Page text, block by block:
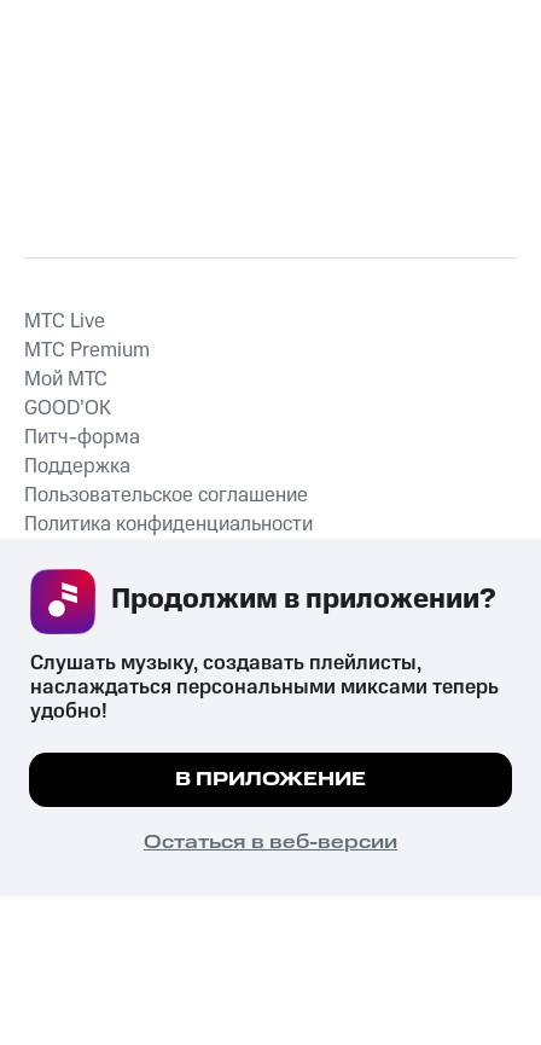
СКАЧАТЬ ПРИЛОЖЕНИЕ
MTС Live
MTС Premium
Мой МТС
GOOD’OK
Питч-форма
Поддержка
Пользовательское соглашение
Политика конфиденциальности
психотропных веществ, их аналогов причиняет вред здоровью,
их незаконный оборот запрещён и влечёт установленную
законодательством ответственность.
© 2026 ООО «КИОН».
Все права защищены
Мы используем куки, чтобы на сайте все
Подробнее
ПОНЯТНО
Слушать музыку, создавать плейлисты,
наслаждаться персональными миксами теперь
удобно!
В ПРИЛОЖЕНИЕ
Остаться в веб-версии